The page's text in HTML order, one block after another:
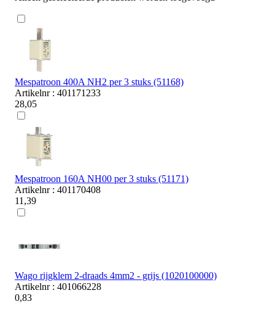
Mespatroon 400A NH2 per 3 stuks (51168)
Artikelnr : 401171233
28,05
Mespatroon 160A NH00 per 3 stuks (51171)
Artikelnr : 401170408
11,39
Wago rijgklem 2-draads 4mm2 - grijs (1020100000)
Artikelnr : 401066228
0,83